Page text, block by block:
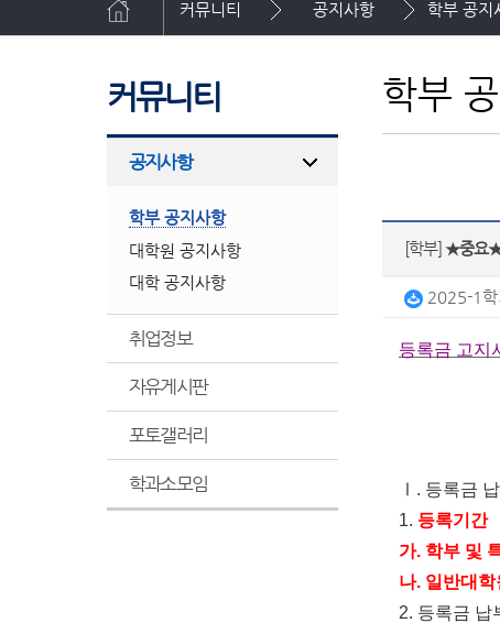
커뮤니티 공지사항 학부 공지
커뮤니티
공지사항
학부 공지사항
대학원 공지사항
대학 공지사항
취업정보
자유게시판
포토갤러리
학과소모임
학부
[학부] ★중요★
2025-1학
등록금 고지
Ⅰ . 등록금
1. 등록기간
가. 학부 및
나. 일반대학
2. 등록금 납